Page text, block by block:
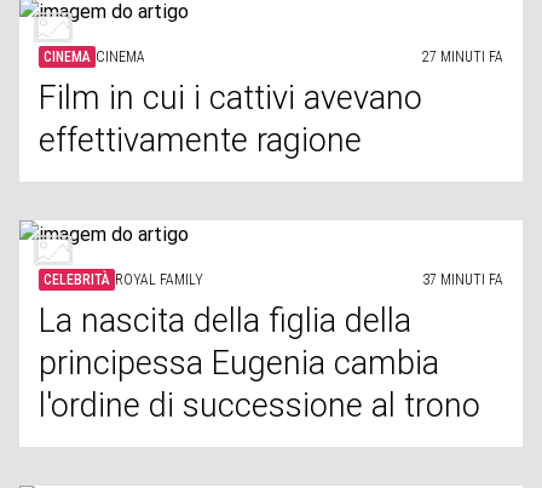
CINEMA CINEMA 27 MINUTI FA
Film in cui i cattivi avevano
effettivamente ragione
CELEBRITÀ ROYAL FAMILY 37 MINUTI FA
La nascita della figlia della
principessa Eugenia cambia
l'ordine di successione al trono